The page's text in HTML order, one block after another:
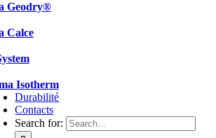
Geodry®
Calce
Isotherm
Durabilité
Contacts
Search for: